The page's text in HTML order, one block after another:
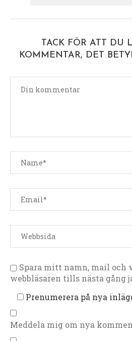
TACK FÖR ATT DU
KOMMENTAR, DET
Spara mitt namn, mail och
webbläsaren tills nästa gång
Prenumerera på nya
Meddela mig om nya